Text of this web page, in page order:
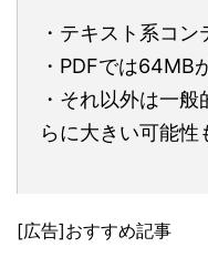
・テキスト系コ
・PDFでは64MB
・それ以外は一
らに大きい可能性
[広告]おすすめ記事